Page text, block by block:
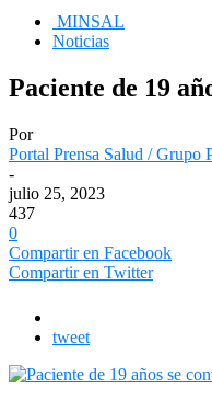
MINSAL
Noticias
Paciente de 19
Por
Portal Prensa Salud / Grupo
-
julio 25, 2023
437
0
Compartir en Facebook
Compartir en Twitter
tweet